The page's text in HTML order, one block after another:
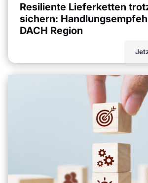
Resiliente Lieferketten
sichern:
DACH Region